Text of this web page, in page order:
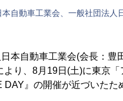
自動車工業会、一般社団法人
本自動車工業会(会長：豊
より、8月19日(土)に東京
DAY』の開催が近づいたた